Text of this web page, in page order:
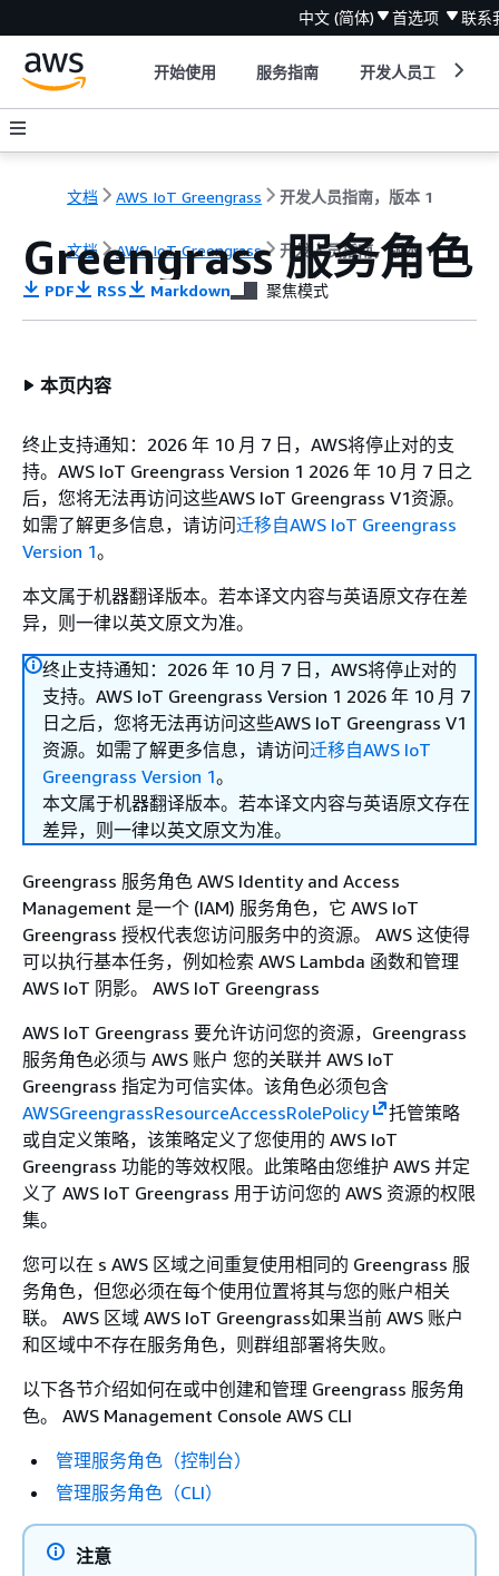
中文 (简体) 首选项 联系
开始使用 服务指南 开发人员工具
文档 AWS IoT Greengrass 开发人员指南，版本 1
文档 AWS IoT Greengrass 开发人员指南，版本 1
Greengrass 服务角色
PDF RSS Markdown 聚焦模式
本页内容
终止支持通知：2026 年 10 月 7 日，AWS将停止对的支
持。AWS IoT Greengrass Version 1 2026 年 10 月 7 日之
后，您将无法再访问这些AWS IoT Greengrass V1资源。
如需了解更多信息，请访问迁移自AWS IoT Greengrass
Version 1。
本文属于机器翻译版本。若本译文内容与英语原文存在差
异，则一律以英文原文为准。
终止支持通知：2026 年 10 月 7 日，AWS将停止对的
支持。AWS IoT Greengrass Version 1 2026 年 10 月 7
日之后，您将无法再访问这些AWS IoT Greengrass V1
资源。如需了解更多信息，请访问迁移自AWS IoT
Greengrass Version 1。
本文属于机器翻译版本。若本译文内容与英语原文存在
差异，则一律以英文原文为准。
Greengrass 服务角色 AWS Identity and Access
Management 是一个 (IAM) 服务角色，它 AWS IoT
Greengrass 授权代表您访问服务中的资源。 AWS 这使得
可以执行基本任务，例如检索 AWS Lambda 函数和管理
AWS IoT 阴影。 AWS IoT Greengrass
AWS IoT Greengrass 要允许访问您的资源，Greengrass
服务角色必须与 AWS 账户 您的关联并 AWS IoT
Greengrass 指定为可信实体。该角色必须包含
AWSGreengrassResourceAccessRolePolicy
托管策略
或自定义策略，该策略定义了您使用的 AWS IoT
Greengrass 功能的等效权限。此策略由您维护 AWS 并定
义了 AWS IoT Greengrass 用于访问您的 AWS 资源的权限
集。
您可以在 s AWS 区域之间重复使用相同的 Greengrass 服
务角色，但您必须在每个使用位置将其与您的账户相关
联。 AWS 区域 AWS IoT Greengrass如果当前 AWS 账户
和区域中不存在服务角色，则群组部署将失败。
以下各节介绍如何在或中创建和管理 Greengrass 服务角
色。 AWS Management Console AWS CLI
管理服务角色（控制台）
管理服务角色（CLI）
注意